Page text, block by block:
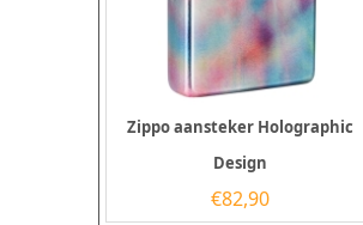
Zippo aansteker Holographic
Design
€82,90